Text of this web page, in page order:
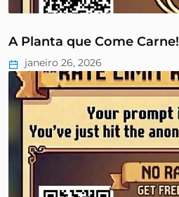
A Planta que Come Carne!
janeiro 26, 2026